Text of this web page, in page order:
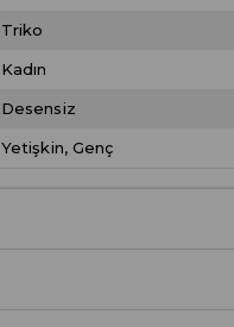
Triko
Kadın
Desensiz
Yetişkin Genç